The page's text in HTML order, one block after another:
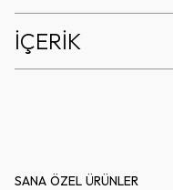
İÇERİK
SANA ÖZEL ÜRÜNLER